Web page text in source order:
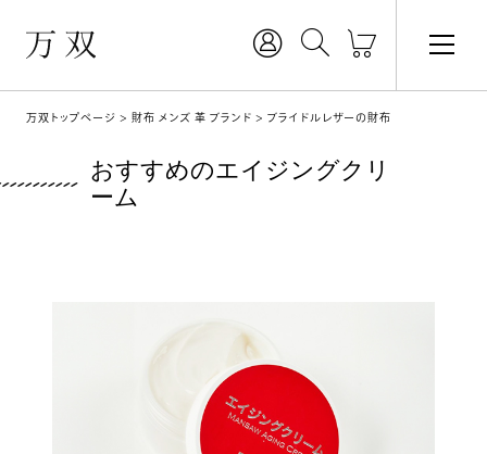
万双トップページ 財布 メンズ 革 ブランド ブライドルレザーの財布
おすすめのエイジングクリ
ーム